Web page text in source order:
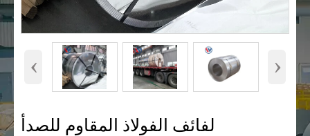
‹ ›
لفائف الفولاذ المقاوم للصدأ